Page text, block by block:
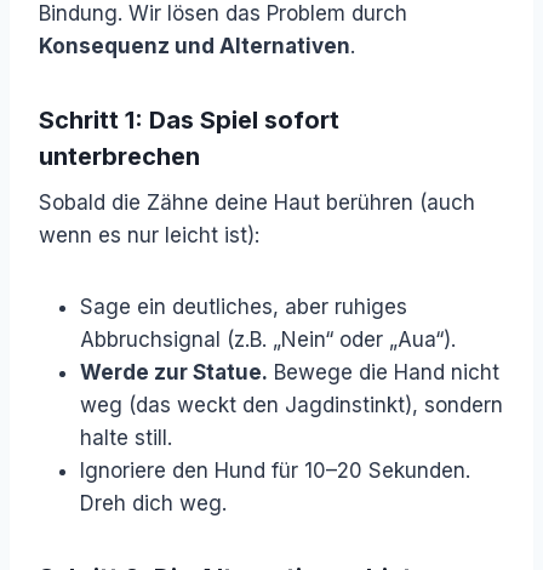
Bindung. Wir lösen das Problem durch
Konsequenz und Alternativen.
Schritt 1: Das Spiel sofort
unterbrechen
Sobald die Zähne deine Haut berühren (auch
wenn es nur leicht ist):
Sage ein deutliches, aber ruhiges
Abbruchsignal (z.B. „Nein“ oder „Aua“).
Werde zur Statue. Bewege die Hand nicht
weg (das weckt den Jagdinstinkt), sondern
halte still.
Ignoriere den Hund für 10–20 Sekunden.
Dreh dich weg.